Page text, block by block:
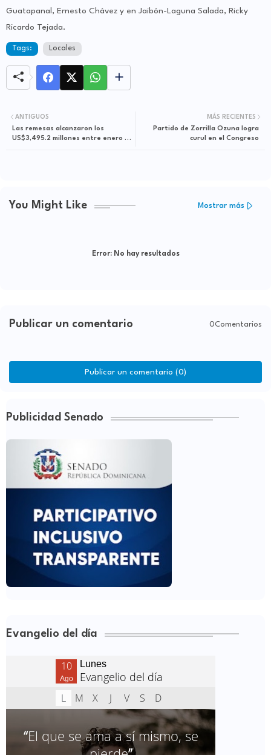
Guatapanal, Ernesto Chávez y en Jaibón-Laguna Salada, Ricky
Ricardo Tejada.
Tags: Locales
MÁS RECIENTES
Partido de Zorrilla Ozuna logra
curul en el Congreso
ANTIGUOS
Las remesas alcanzaron los
US$3,495.2 millones entre enero y
You Might Like Mostrar más
Error:No hay resultados
Publicar un comentario 0Comentarios
Publicar un comentario (0)
Publicidad Senado
Evangelio del día